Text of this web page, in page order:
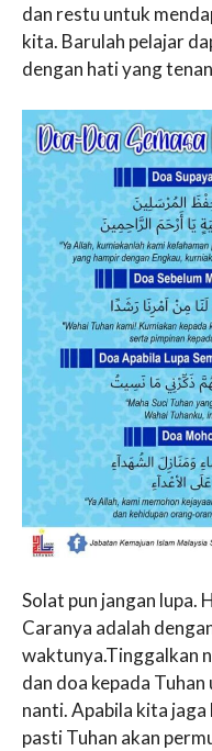
dan restu untuk
kita. Barulah pelajar
dengan hati yang
Solat pun jangan lupa.
Caranya adalah
waktunya.Tinggalkan
dan doa kepada
nanti. Apabila kita
pasti Tuhan akan